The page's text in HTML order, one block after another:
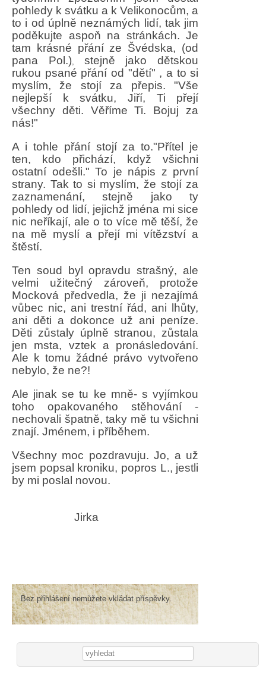
pohledy k svátku a k Velikonocům, a
to i od úplně neznámých lidí, tak jim
poděkujte aspoň na stránkách. Je
tam krásné přání ze Švédska, (od
pana Pol.)
stejně jako dětskou
rukou psané přání od "dětí" , a to si
myslím, že stojí za přepis. "Vše
nejlepší k svátku, Jiří, Ti přejí
všechny děti. Věříme Ti. Bojuj za
nás!"
A i tohle přání stojí za to."Přítel je
ten, kdo přichází, když všichni
ostatní odešli." To je nápis z první
strany. Tak to si myslím, že stojí za
zaznamenání, stejně jako ty
pohledy od lidí, jejichž jména mi sice
nic neříkají, ale o to více mě těší, že
na mě myslí a přejí mi vítězství a
štěstí.
Ten soud byl opravdu strašný, ale
velmi užitečný zároveň, protože
Mocková předvedla, že ji nezajímá
vůbec nic, ani trestní řád, ani lhůty,
ani děti a dokonce už ani peníze.
Děti zůstaly úplně stranou, zůstala
jen msta, vztek a pronásledování.
Ale k tomu žádné právo vytvořeno
nebylo, že ne?!
Ale jinak se tu ke mně- s vyjímkou
toho opakovaného stěhování -
nechovali špatně, taky mě tu všichni
znají. Jménem, i příběhem.
Všechny moc pozdravuju. Jo, a už
jsem popsal kroniku, popros L., jestli
by mi poslal novou.
Jirka
Bez přihlášení nemůžete vkládat příspěvky.
Vyhledávání